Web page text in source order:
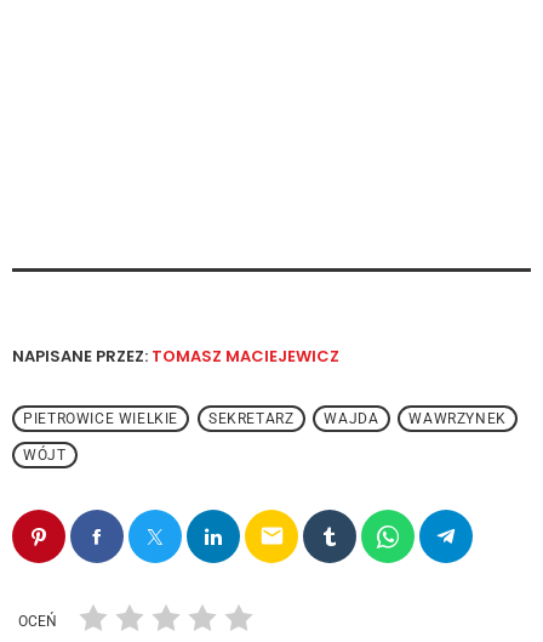
NAPISANE PRZEZ: TOMASZ MACIEJEWICZ
PIETROWICE WIELKIE SEKRETARZ WAJDA WAWRZYNEK
WÓJT
email
OCEŃ